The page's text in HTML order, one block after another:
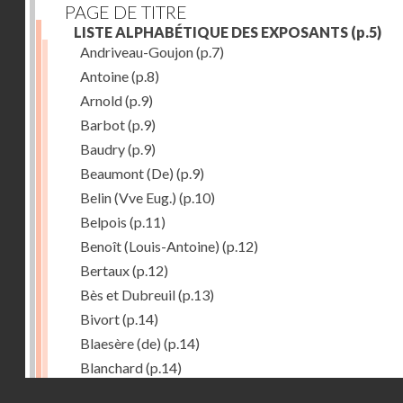
PAGE DE TITRE
LISTE ALPHABÉTIQUE DES EXPOSANTS (p.5)
Andriveau-Goujon(p.7)
Antoine(p.8)
Arnold(p.9)
Barbot(p.9)
Baudry(p.9)
Beaumont (De) (p.9)
Belin (Vve Eug.) (p.10)
Belpois (p.11)
Benoît (Louis-Antoine) (p.12)
Bertaux(p.12)
Bès et Dubreuil(p.13)
Bivort(p.14)
Blaesère (de) (p.14)
Blanchard(p.14)